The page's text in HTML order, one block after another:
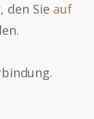
den Sie auf